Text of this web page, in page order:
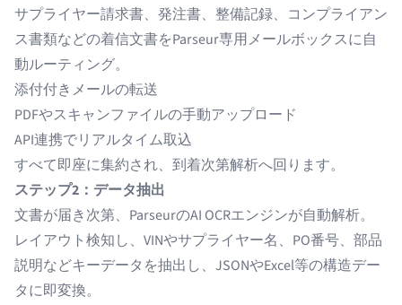
サプライヤー請求書、発注書、整備記録、コンプライアン
ス書類などの着信文書をParseur専用メールボックスに自
動ルーティング。
添付付きメールの転送
PDFやスキャンファイルの手動アップロード
API連携でリアルタイム取込
すべて即座に集約され、到着次第解析へ回ります。
ステップ2：データ抽出
文書が届き次第、ParseurのAI OCRエンジンが自動解析。
レイアウト検知し、VINやサプライヤー名、PO番号、部品
説明などキーデータを抽出し、JSONやExcel等の構造デー
タに即変換。